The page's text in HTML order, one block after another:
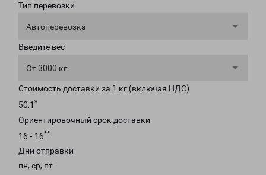
Тип перевозки
Автоперевозка
Введите вес
От 3000 кг
Стоимость доставки за 1 кг (включая НДС)
50.1 *
Ориентировочный срок доставки
16 - 16**
Дни отправки
пн, ср, пт